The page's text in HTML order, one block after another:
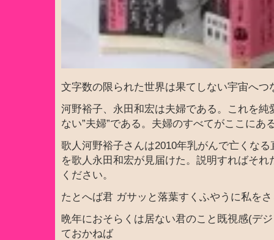
文字数の限られた世界は果てしない宇宙へつ
河野裕子、永田和宏は夫婦である。これを
ない”夫婦”である。夫婦のすべてがここにあ
歌人河野裕子さんは2010年乳がんで亡くな
を歌人永田和宏が見届けた。説明すればそ
ください。
たとへば君 ガサッと落葉すくふやうに私を
晩年におそらくは居ない君のこと既視感(デ
ておかねば